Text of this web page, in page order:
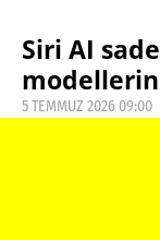
Siri AI
5 TEMMUZ 2026 09:00